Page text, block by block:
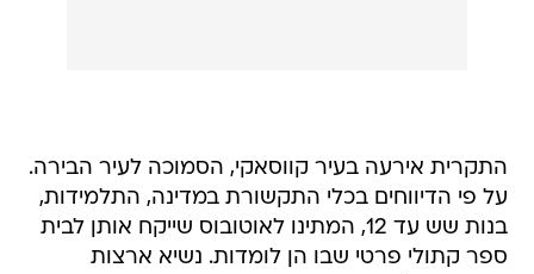
התקרית אירעה בעיר קווסאקי, הסמוכה לעיר הבירה.
על פי הדיווחים בכלי התקשורת במדינה, התלמידות,
בנות שש עד 12, המתינו לאוטובוס שייקח אותן לבית
ספר קתולי פרטי שבו הן לומדות. נשיא ארצות